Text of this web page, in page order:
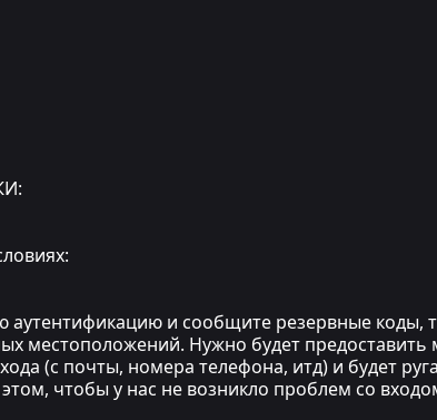
аутентификацию и сообщите резервные коды,
местоположений. Нужно будет предоставить
(с почты, номера телефона, итд) и будет
чтобы у нас не возникло проблем со